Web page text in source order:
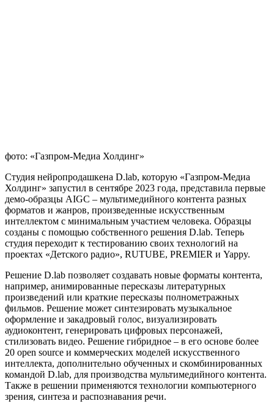
фото: «Газпром-Медиа Холдинг»
Студия нейропродашкена D.lab, которую «Газпром-Медиа
Холдинг» запустил в сентябре 2023 года, представила первые
демо-образцы AIGC – мультимедийного контента разных
форматов и жанров, произведенные искусственным
интеллектом с минимальным участием человека. Образцы
созданы с помощью собственного решения D.lab. Теперь
студия переходит к тестированию своих технологий на
проектах «Детского радио», RUTUBE, PREMIER и Yappy.
Решение D.lab позволяет создавать новые форматы контента,
например, анимированные пересказы литературных
произведений или краткие пересказы полнометражных
фильмов. Решение может синтезировать музыкальное
оформление и закадровый голос, визуализировать
аудиоконтент, генерировать цифровых персонажей,
стилизовать видео. Решение гибридное – в его основе более
20 open source и коммерческих моделей искусственного
интеллекта, дополнительно обученных и скомбинированных
командой D.lab, для производства мультимедийного контента.
Также в решении применяются технологии компьютерного
зрения, синтеза и распознавания речи.